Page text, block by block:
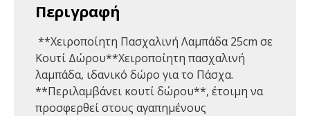
Περιγραφή
️ **Χειροποίητη Πασχαλινή Λαμπάδα 25cm σε
Κουτί Δώρου**Χειροποίητη πασχαλινή
λαμπάδα, ιδανικό δώρο για το Πάσχα.
**Περιλαμβάνει κουτί δώρου**, έτοιμη να
προσφερθεί στους αγαπημένους